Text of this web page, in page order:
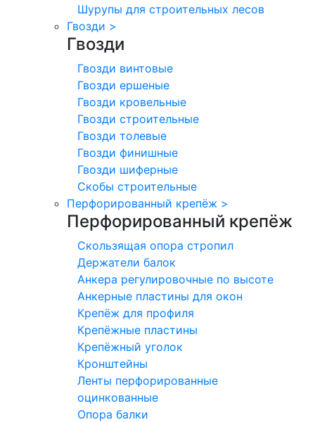
Шурупы для строительных лесов
Гвозди >
Гвозди
Гвозди винтовые
Гвозди ершеные
Гвозди кровельные
Гвозди строительные
Гвозди толевые
Гвозди финишные
Гвозди шиферные
Скобы строительные
Перфорированный крепёж >
Перфорированный крепёж
Скользящая опора стропил
Держатели балок
Анкера регулировочные по высоте
Анкерные пластины для окон
Крепёж для профиля
Крепёжные пластины
Крепёжный уголок
Кронштейны
Ленты перфорированные
оцинкованные
Опора балки